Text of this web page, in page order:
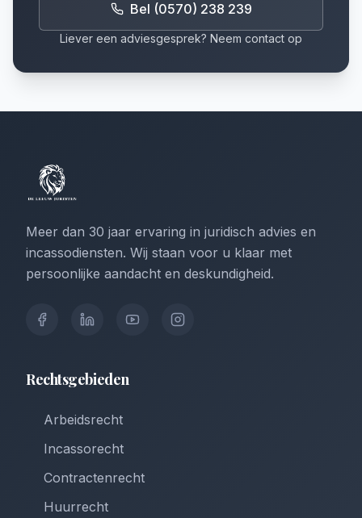
Bel (0570) 238 239
Liever een adviesgesprek? Neem contact op
Meer dan 30 jaar ervaring in juridisch advies en
incassodiensten. Wij staan voor u klaar met
persoonlijke aandacht en deskundigheid.
Rechtsgebieden
Arbeidsrecht
Incassorecht
Contractenrecht
Huurrecht